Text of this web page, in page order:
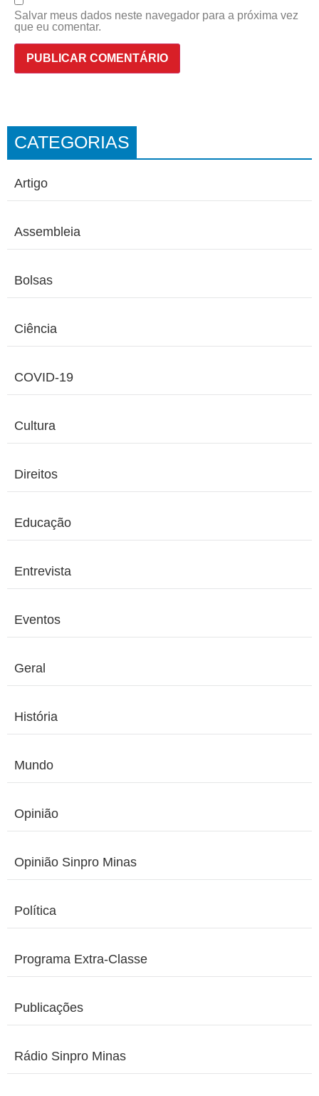
Salvar meus dados neste navegador para a próxima vez
que eu comentar.
CATEGORIAS
Artigo
Assembleia
Bolsas
Ciência
COVID-19
Cultura
Direitos
Educação
Entrevista
Eventos
Geral
História
Mundo
Opinião
Opinião Sinpro Minas
Política
Programa Extra-Classe
Publicações
Rádio Sinpro Minas